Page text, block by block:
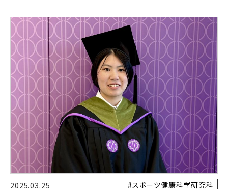
2025.03.25 #スポーツ健康科学研究科